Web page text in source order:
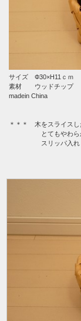
サイズ Ф30×H11ｃｍ
素材 ウッドチップ
madein China
＊＊＊ 木をスライスし
とてもやわらかく
スリッパ入れ・く